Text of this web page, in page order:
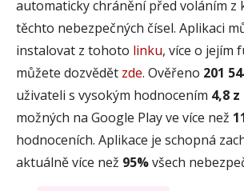
automaticky chránění před voláním z
těchto nebezpečných čísel. Aplikaci
instalovat z tohoto linku, více o jejím
můžete dozvědět zde. Ověřeno 201
uživateli s vysokým hodnocením 4,8 z
možných na Google Play ve více než
hodnoceních. Aplikace je schopná
aktuálně více než 95%všech